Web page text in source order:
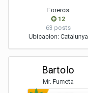
Foreros
12
63 posts
Ubicacion: Catalunya
Bartolo
Mr. Fumeta